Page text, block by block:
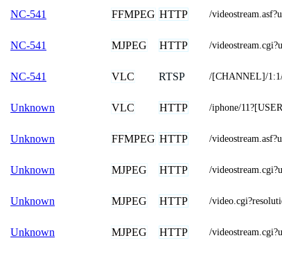
NC-541 FFMPEG HTTP /
NC-541 MJPEG HTTP /
NC-541 VLC RTSP /[CHANNEL]/
Unknown VLC HTTP /iphone/
Unknown FFMPEG HTTP /
Unknown MJPEG HTTP /
Unknown MJPEG HTTP /
Unknown MJPEG HTTP /